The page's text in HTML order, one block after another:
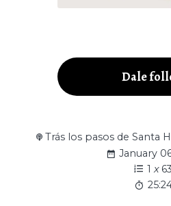
Dale
Trás los pasos de Santa
January
1 x 63